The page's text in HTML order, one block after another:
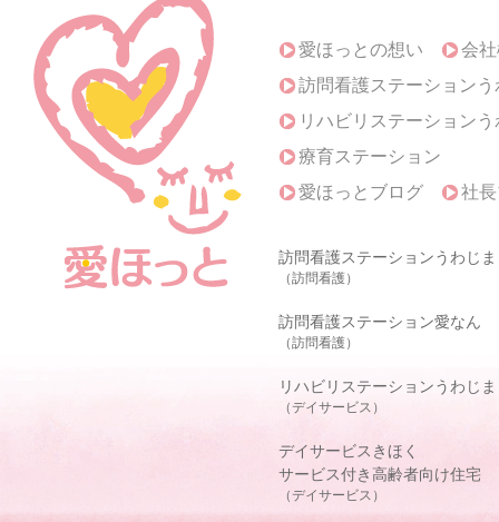
愛ほっとの想い
会
訪問看護ステーションう
リハビリステーション
療育ステーション
愛ほっとブログ
社
訪問看護ステーションうわじま
（訪問看護）
訪問看護ステーション愛なん
（訪問看護）
リハビリステーションうわじま
（デイサービス）
デイサービスきほく
サービス付き高齢者向け住宅
（デイサービス）